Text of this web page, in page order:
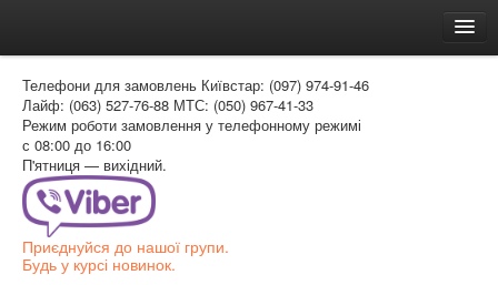
Доставка и оплата
Как заказать
Контакти
Таблиця розмірів
Вхід для покупця
Телефони для замовлень Київстар: (097) 974-91-46
Лайф: (063) 527-76-88 МТС: (050) 967-41-33
Режим роботи замовлення у телефонному режимі
с 08:00 до 16:00
П'ятниця — вихідний.
Приєднуйся до нашої групи.
Будь у курсі новинок.